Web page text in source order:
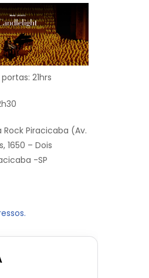
21hrs
Rock Piracicaba (Av.
1650 – Dois
-SP